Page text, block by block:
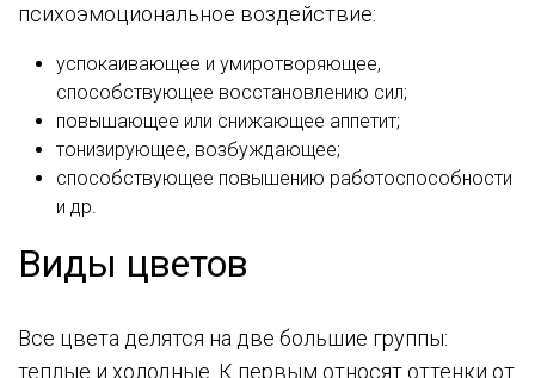
психоэмоциональное воздействие:
успокаивающее и умиротворяющее,
способствующее восстановлению сил;
повышающее или снижающее аппетит;
тонизирующее, возбуждающее;
способствующее повышению работоспособности
и др.
Виды цветов
Все цвета делятся на две большие группы:
теплые и холодные. К первым относят оттенки от